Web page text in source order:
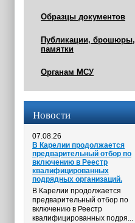
Образцы документов
Публикации, брошюры,
памятки
Органам МСУ
Новости
07.08.26
В Карелии продолжается
предварительный отбор по
включению в Реестр
квалифицированных
подрядных организаций.
В Карелии продолжается
предварительный отбор по
включению в Реестр
квалифицированных подря...